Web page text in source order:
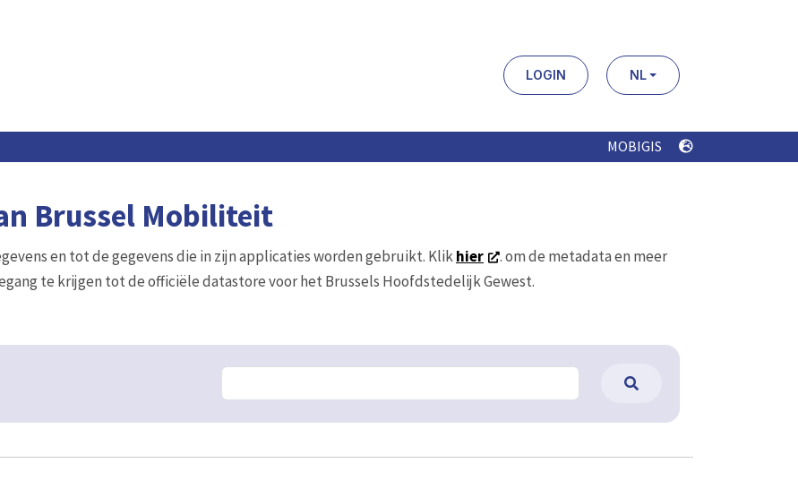
LOGIN NL
MOBIGIS
Brussel Mobiliteit
en tot de gegevens die in zijn applicaties worden gebruikt. Klikhier
. om de metadata en meer
te krijgen tot de officiële datastore voor het Brussels Hoofdstedelijk Gewest.